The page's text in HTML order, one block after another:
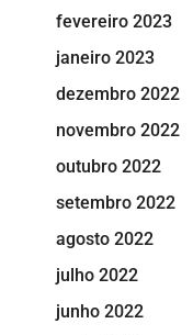
fevereiro 2023
janeiro 2023
dezembro 2022
novembro 2022
outubro 2022
setembro 2022
agosto 2022
julho 2022
junho 2022